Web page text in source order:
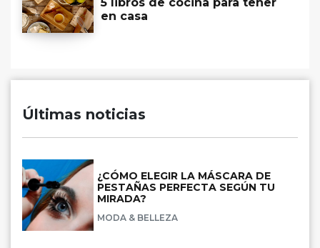
en casa
Últimas noticias
¿CÓMO ELEGIR LA MÁSCARA DE
PESTAÑAS PERFECTA SEGÚN TU
MIRADA?
MODA & BELLEZA